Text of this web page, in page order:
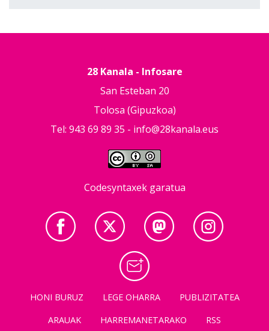
28 Kanala - Infosare
San Esteban 20
Tolosa (Gipuzkoa)
Tel: 943 69 89 35 - info@28kanala.eus
Codesyntaxek garatua
HONI BURUZ LEGE OHARRA
PUBLIZITATEA
ARAUAK
HARREMANETARAKO RSS